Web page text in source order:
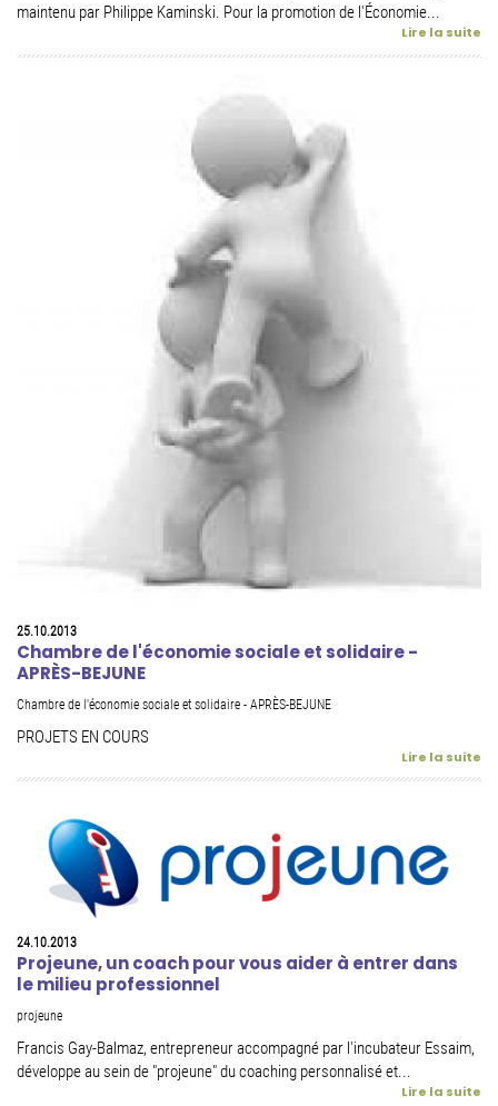
maintenu par Philippe Kaminski. Pour la promotion de l'Économie...
Lire la suite
25.10.2013
Chambre de l'économie sociale et solidaire -
APRÈS-BEJUNE
Chambre de l'économie sociale et solidaire - APRÈS-BEJUNE
PROJETS EN COURS
Lire la suite
24.10.2013
Projeune, un coach pour vous aider à entrer dans
le milieu professionnel
projeune
Francis Gay-Balmaz, entrepreneur accompagné par l'incubateur Essaim,
développe au sein de "projeune" du coaching personnalisé et...
Lire la suite